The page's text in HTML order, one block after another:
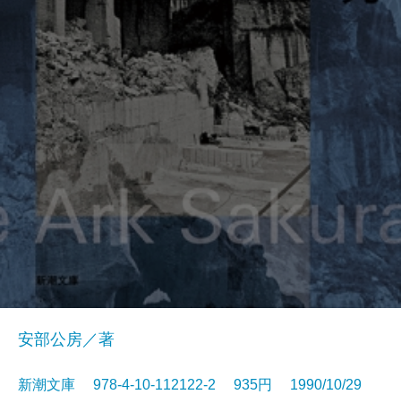
安部公房／著
新潮文庫 978-4-10-112122-2 935円 1990/10/29